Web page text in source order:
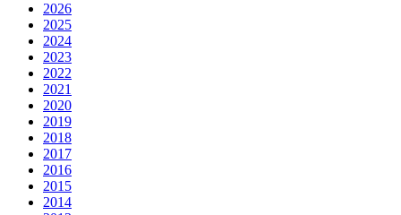
2026
2025
2024
2023
2022
2021
2020
2019
2018
2017
2016
2015
2014